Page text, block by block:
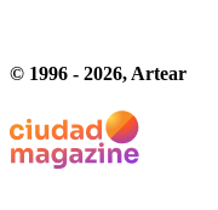
© 1996 - 2026, Artear